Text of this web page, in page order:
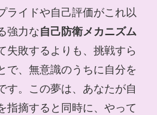
ライドや自己評価がこれ以
強力な自己防衛メカニズム
失敗するよりも、挑戦すら
で、無意識のうちに自分を
す。この夢は、あなたが自
指摘すると同時に、やって